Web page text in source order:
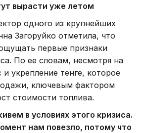
вырасти уже летом
одного из крупнейших
Загоруйко отметила, что
первые признаки
По ее словам, несмотря на
укрепление тенге, которое
ключевым фактором
стоимости топлива.
в условиях этого кризиса.
нам повезло, потому что